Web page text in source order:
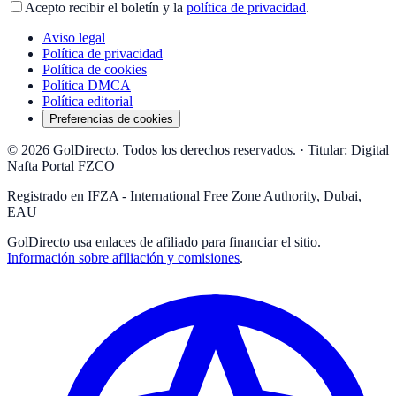
Acepto recibir el boletín y la política de privacidad.
Aviso legal
Política de privacidad
Política de cookies
Política DMCA
Política editorial
Preferencias de cookies
© 2026 GolDirecto. Todos los derechos reservados. · Titular: Digital
Nafta Portal FZCO
Registrado en IFZA - International Free Zone Authority, Dubai,
EAU
GolDirecto usa enlaces de afiliado para financiar el sitio.
Información sobre afiliación y comisiones.